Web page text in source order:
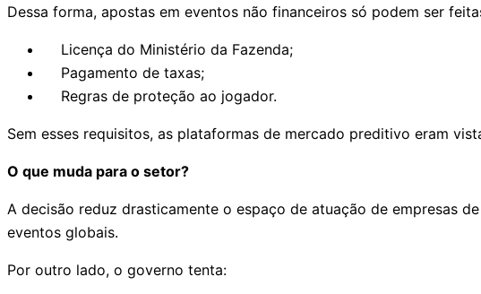
Dessa forma, apostas em eventos não financeiros só podem ser
Licença do Ministério da Fazenda;
Pagamento de taxas;
Regras de proteção ao jogador.
Sem esses requisitos, as plataformas de mercado preditivo eram
O que muda para o setor?
A decisão reduz drasticamente o espaço de atuação de empresas
eventos globais.
Por outro lado, o governo tenta: